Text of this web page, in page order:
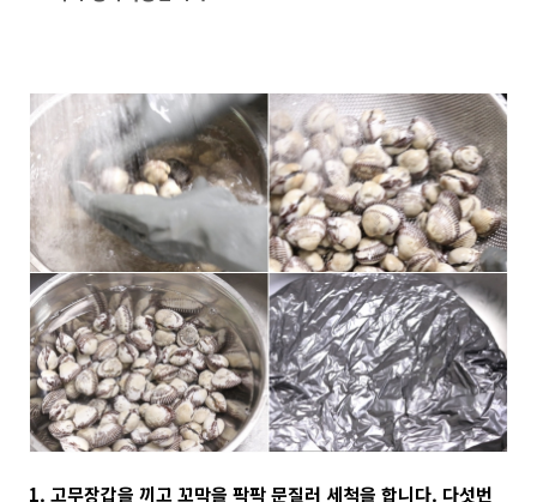
1. 고무장갑을 끼고 꼬막을 팍팍 문질러 세척을 합니다. 다섯번